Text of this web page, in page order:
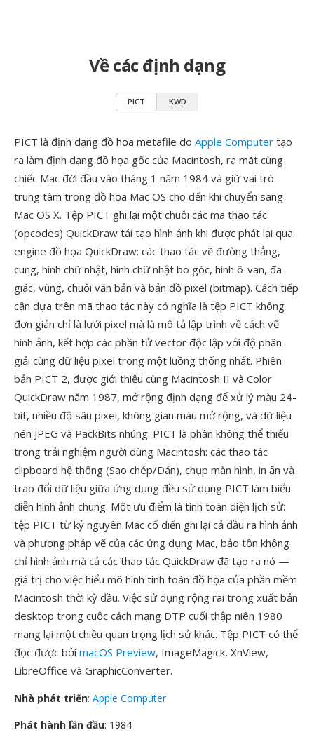
Về các định dạng
PICT KWD
PICT là định dạng đồ họa metafile do Apple Computer tạo
ra làm định dạng đồ họa gốc của Macintosh, ra mắt cùng
chiếc Mac đời đầu vào tháng 1 năm 1984 và giữ vai trò
trung tâm trong đồ họa Mac OS cho đến khi chuyển sang
Mac OS X. Tệp PICT ghi lại một chuỗi các mã thao tác
(opcodes) QuickDraw tái tạo hình ảnh khi được phát lại qua
engine đồ họa QuickDraw: các thao tác vẽ đường thẳng,
cung, hình chữ nhật, hình chữ nhật bo góc, hình ô-van, đa
giác, vùng, chuỗi văn bản và bản đồ pixel (bitmap). Cách tiếp
cận dựa trên mã thao tác này có nghĩa là tệp PICT không
đơn giản chỉ là lưới pixel mà là mô tả lập trình về cách vẽ
hình ảnh, kết hợp các phần tử vector độc lập với độ phân
giải cùng dữ liệu pixel trong một luồng thống nhất. Phiên
bản PICT 2, được giới thiệu cùng Macintosh II và Color
QuickDraw năm 1987, mở rộng định dạng để xử lý màu 24-
bit, nhiều độ sâu pixel, không gian màu mở rộng, và dữ liệu
nén JPEG và PackBits nhúng. PICT là phần không thể thiếu
trong trải nghiệm người dùng Macintosh: các thao tác
clipboard hệ thống (Sao chép/Dán), chụp màn hình, in ấn và
trao đổi dữ liệu giữa ứng dụng đều sử dụng PICT làm biểu
diễn hình ảnh chung. Một ưu điểm là tính toàn diện lịch sử:
tệp PICT từ kỷ nguyên Mac cổ điển ghi lại cả đầu ra hình ảnh
và phương pháp vẽ của các ứng dụng Mac, bảo tồn không
chỉ hình ảnh mà cả các thao tác QuickDraw đã tạo ra nó —
giá trị cho việc hiểu mô hình tính toán đồ họa của phần mềm
Macintosh thời kỳ đầu. Việc sử dụng rộng rãi trong xuất bản
desktop trong cuộc cách mạng DTP cuối thập niên 1980
mang lại một chiều quan trọng lịch sử khác. Tệp PICT có thể
đọc được bởi macOS Preview, ImageMagick, XnView,
LibreOffice và GraphicConverter.
Nhà phát triển: Apple Computer
Phát hành lần đầu: 1984